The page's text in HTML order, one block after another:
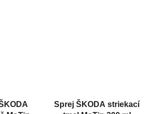
Sprej ŠKODA striekací